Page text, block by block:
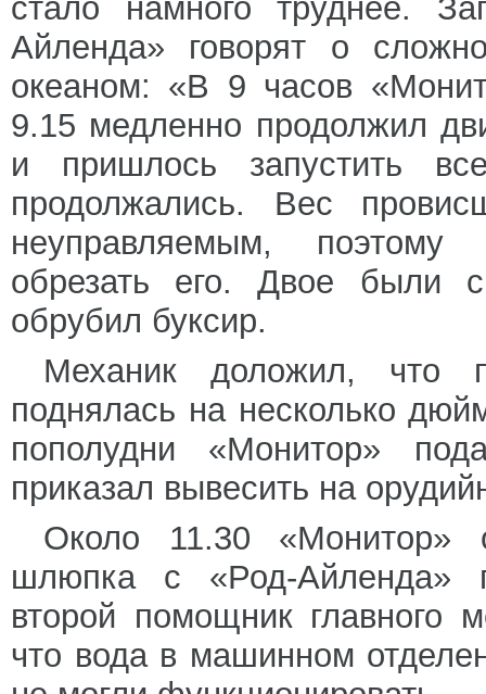
стало намного труднее.
Айленда» говорят о
океаном: «В 9 часов
9.15 медленно продолжил
и пришлось запустить
продолжались. Вес
неуправляемым, поэтому
обрезать его. Двое были
обрубил буксир.
Механик доложил, что
поднялась на несколько
пополудни «Монитор»
приказал вывесить на
Около 11.30 «Монитор»
шлюпка с «Род-Айленда»
второй помощник главного
что вода в машинном